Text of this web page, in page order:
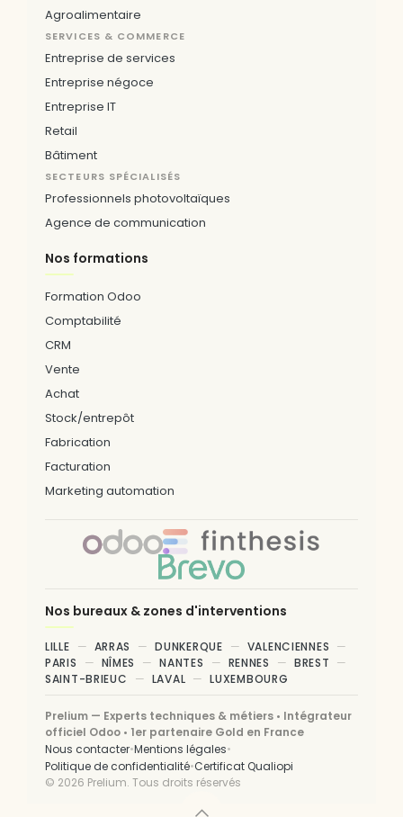
Agroalimentaire
SERVICES & COMMERCE
Entreprise de services
Entreprise négoce
Entreprise IT
Retail
Bâtiment
SECTEURS SPÉCIALISÉS
Professionnels photovoltaïques
Agence de communication
Nos formations
Formation Odoo
Comptabilité
CRM
Vente
Achat
Stock/entrepôt
Fabrication
Facturation
Marketing automation
Nos bureaux & zones d'interventions
LILLE ARRAS DUNKERQUE
VALENCIENNES
PARIS
NÎMES NANTES RENNES
BREST
SAINT-BRIEUC
LAVAL LUXEMBOURG
Prelium — Experts techniques & métiers • Intégrateur
officiel Odoo • 1er partenaire Gold en France
Nous contacter•Mentions légales•
Politique de confidentialité•Certificat Qualiopi
© 2026 Prelium. Tous droits réservés